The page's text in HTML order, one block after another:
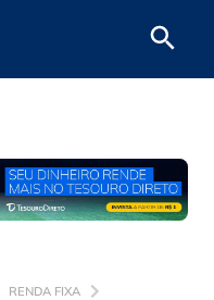
RENDA FIXA